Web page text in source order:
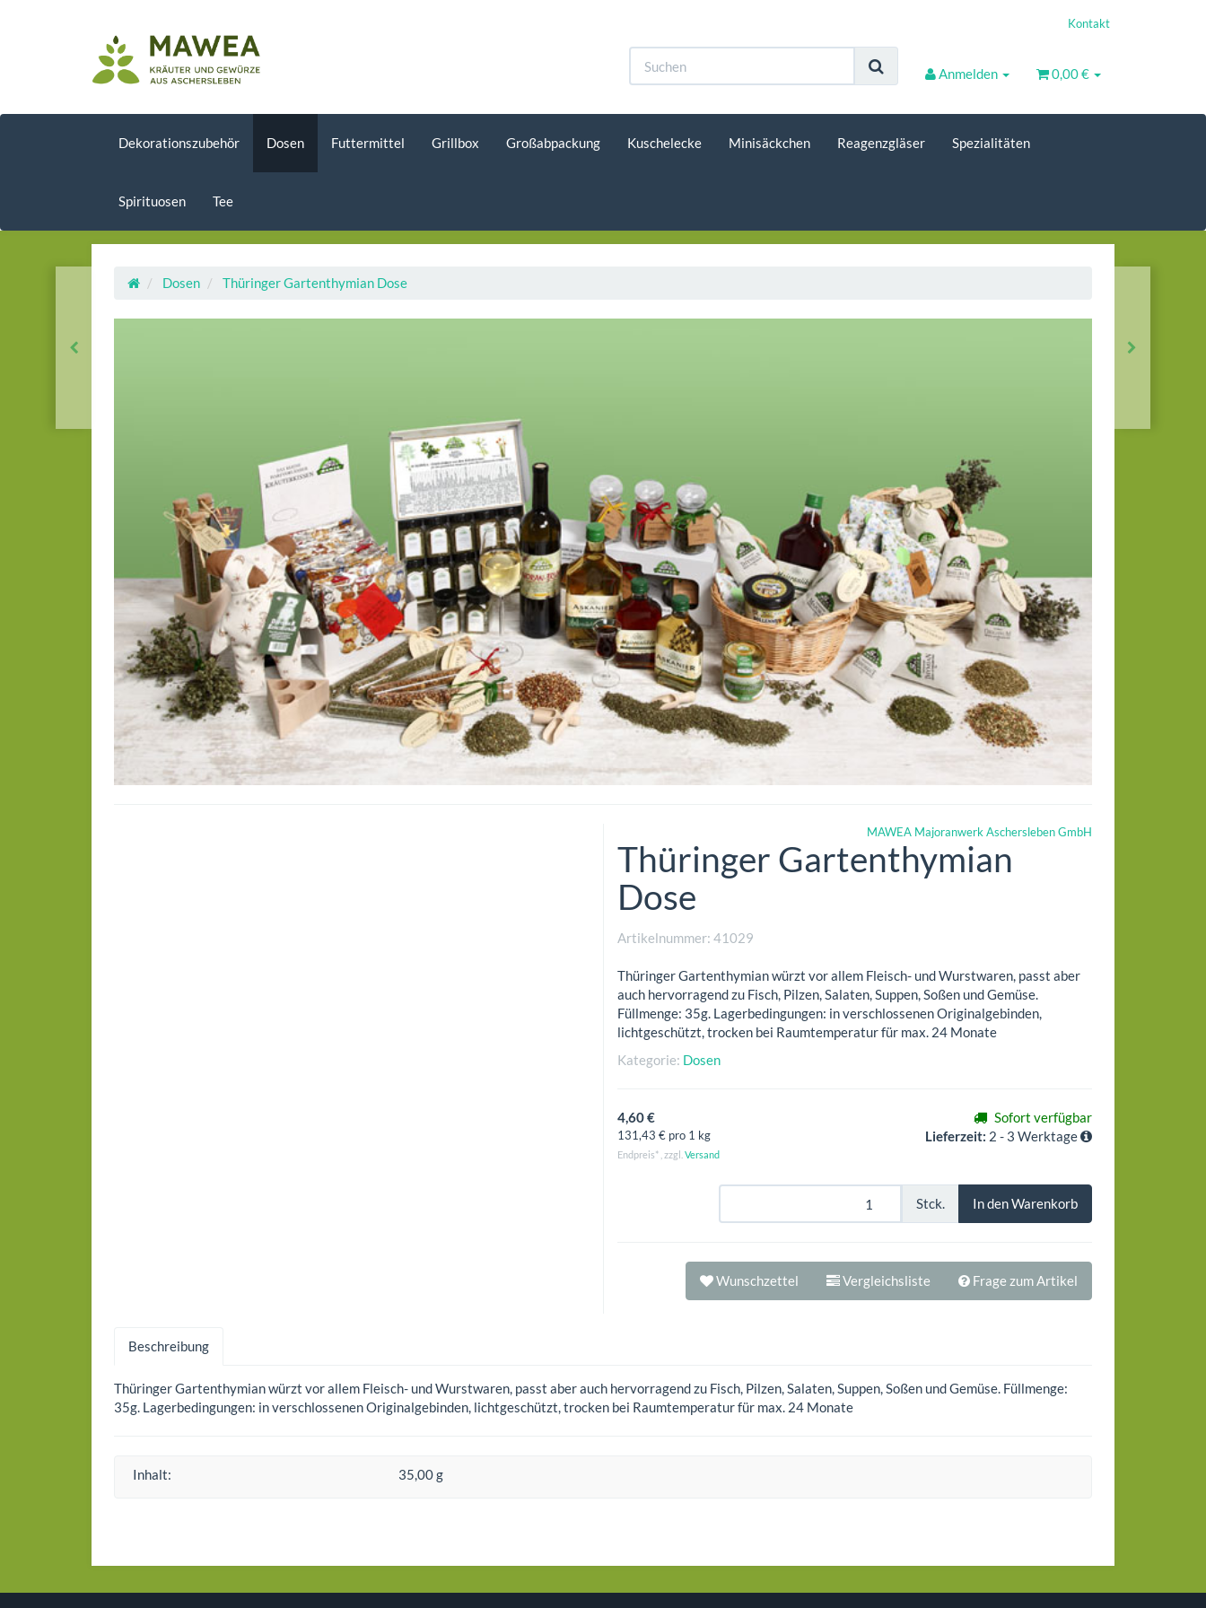
Kontakt
Anmelden 0,00 €
Dekorationszubehör Dosen Futtermittel Grillbox Großabpackung Kuschelecke Minisäckchen Reagenzgläser Spezialitäten
Spirituosen Tee
Dosen Thüringer Gartenthymian Dose
MAWEA Majoranwerk Aschersleben GmbH
Thüringer Gartenthymian
Dose
Artikelnummer: 41029
Thüringer Gartenthymian würzt vor allem Fleisch- und Wurstwaren, passt aber
auch hervorragend zu Fisch, Pilzen, Salaten, Suppen, Soßen und Gemüse.
Füllmenge: 35g. Lagerbedingungen: in verschlossenen Originalgebinden,
lichtgeschützt, trocken bei Raumtemperatur für max. 24 Monate
Kategorie: Dosen
4,60 €
131,43 € pro 1 kg
Endpreis* , zzgl. Versand
Sofort verfügbar
Lieferzeit: 2 - 3 Werktage
Stck. In den Warenkorb
Wunschzettel Vergleichsliste Frage zum Artikel
Beschreibung
Thüringer Gartenthymian würzt vor allem Fleisch- und Wurstwaren, passt aber auch hervorragend zu Fisch, Pilzen, Salaten, Suppen, Soßen und Gemüse. Füllmenge:
35g. Lagerbedingungen: in verschlossenen Originalgebinden, lichtgeschützt, trocken bei Raumtemperatur für max. 24 Monate
Inhalt: 35,00 g